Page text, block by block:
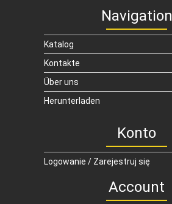
Navigation
Katalog
Kontakte
Über uns
Herunterladen
Konto
Logowanie / Zarejestruj się
Account